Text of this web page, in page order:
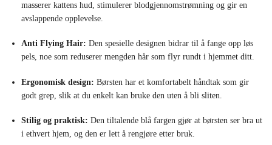
masserer kattens hud, stimulerer blodgjennomstrømning og gir en
avslappende opplevelse.
Anti Flying Hair: Den spesielle designen bidrar til å fange opp løs
pels, noe som reduserer mengden hår som flyr rundt i hjemmet ditt.
Ergonomisk design: Børsten har et komfortabelt håndtak som gir
godt grep, slik at du enkelt kan bruke den uten å bli sliten.
Stilig og praktisk: Den tiltalende blå fargen gjør at børsten ser bra ut
i ethvert hjem, og den er lett å rengjøre etter bruk.